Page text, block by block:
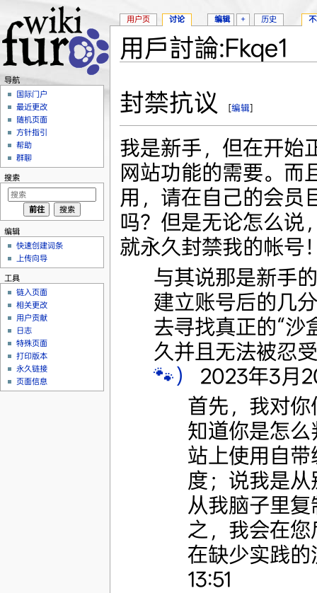
用戶討論:Fkqe1
封禁抗议 [编辑]
我是新手，但在开始
网站功能的需要。而
用，请在自己的会员
吗？但是无论怎么说
就永久封禁我的帐号
与其说那是新手
建立账号后的几
去寻找真正的“沙
久并且无法被忍
🐾）
2023年3月
首先，我对
知道你是怎
站上使用自
度；说我是
从我脑子里
之，我会在
在缺少实践
13:51
用户页 讨论 编辑 + 历史
导航
国际门户
最近更改
随机页面
方针指引
帮助
群聊
搜索
编辑
快速创建词条
上传向导
工具
链入页面
相关更改
用户贡献
日志
特殊页面
打印版本
永久链接
页面信息